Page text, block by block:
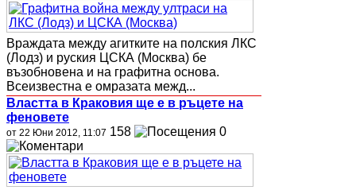
Враждата между агитките на полския ЛКС
(Лодз) и руския ЦСКА (Москва) бе
възобновена и на графитна основа.
Всеизвестна е омразата межд...
Властта в Краковия ще е в ръцете на
феновете
от 22 Юни 2012, 11:07 158 0